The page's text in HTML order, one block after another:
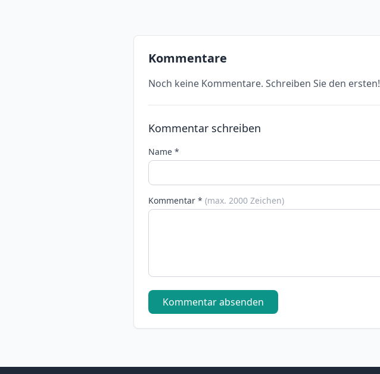
Kommentare
Noch keine Kommentare. Schreiben Sie den ersten!
Kommentar schreiben
Name *
Kommentar * (max. 2000 Zeichen)
Kommentar absenden